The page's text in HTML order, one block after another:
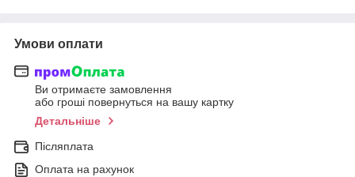
Умови оплати
Ви отримаєте замовлення
або гроші повернуться на вашу картку
Детальніше
Післяплата
Оплата на рахунок